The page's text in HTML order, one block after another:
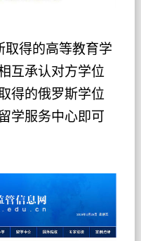
得的高等教育学
互承认对方学位
得的俄罗斯学位
学服务中心即可